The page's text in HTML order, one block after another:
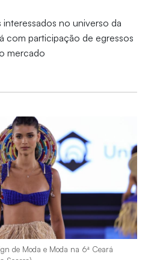
interessados no universo da
com participação de egressos
mercado
de Moda e Moda na 6ª Ceará